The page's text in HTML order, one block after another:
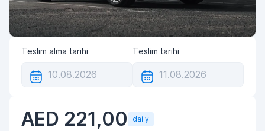
Teslim alma tarihi Teslim tarihi
AED 221,00 daily